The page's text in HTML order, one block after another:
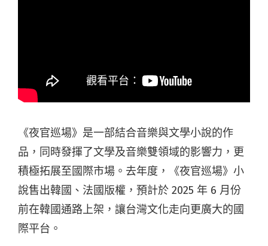
《夜官巡場》是一部結合音樂與文學小說的作
品，同時發揮了文學及音樂雙領域的影響力，更
積極拓展至國際市場。去年度，《夜官巡場》小
說售出韓國、法國版權，預計於 2025 年 6 月份
前在韓國通路上架，讓台灣文化走向更廣大的國
際平台。